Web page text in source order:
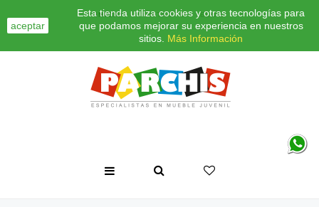
aceptar
Esta tienda utiliza cookies y otras tecnologías para
que podamos mejorar su experiencia en nuestros
sitios. Más Información
INICIO CONTACTO BLOG